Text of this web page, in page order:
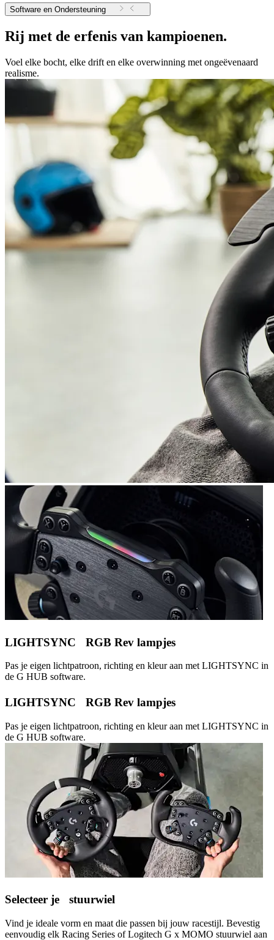
Software en Ondersteuning
Rij met de erfenis van kampioenen.
Voel elke bocht, elke drift en elke overwinning met ongeëvenaard
realisme.
LIGHTSYNC RGB Rev lampjes
Pas je eigen lichtpatroon, richting en kleur aan met LIGHTSYNC in
de G HUB software.
LIGHTSYNC RGB Rev lampjes
Pas je eigen lichtpatroon, richting en kleur aan met LIGHTSYNC in
de G HUB software.
Selecteer je stuurwiel
Vind je ideale vorm en maat die passen bij jouw racestijl. Bevestig
eenvoudig elk Racing Series of Logitech G x MOMO stuurwiel aan